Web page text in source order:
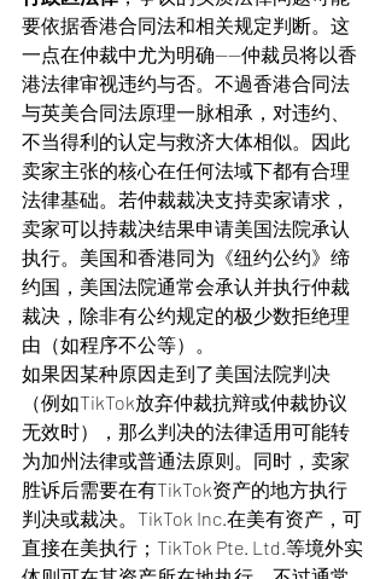
要依据香港合同法和相关规定判断。这
一点在仲裁中尤为明确——仲裁员将以香
港法律审视违约与否。不過香港合同法
与英美合同法原理一脉相承，对违约、
不当得利的认定与救济大体相似。因此
卖家主张的核心在任何法域下都有合理
法律基础。若仲裁裁决支持卖家请求，
卖家可以持裁决结果申请美国法院承认
执行。美国和香港同为《纽约公约》缔
约国，美国法院通常会承认并执行仲裁
裁决，除非有公约规定的极少数拒绝理
由（如程序不公等）。
如果因某种原因走到了美国法院判决
（例如TikTok放弃仲裁抗辩或仲裁协议
无效时），那么判决的法律适用可能转
为加州法律或普通法原则。同时，卖家
胜诉后需要在有TikTok资产的地方执行
判决或裁决。TikTok Inc.在美有资产，可
直接在美执行；TikTok Pte. Ltd.等境外实